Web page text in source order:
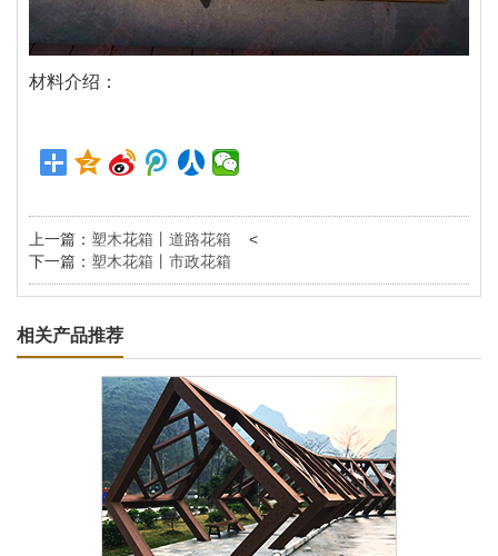
材料介绍：
<
上一篇： 塑木花箱丨道路花箱
下一篇： 塑木花箱丨市政花箱
相关产品推荐